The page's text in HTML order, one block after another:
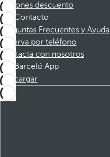
Cupones descuento
Contacto
Preguntas Frecuentes y Ayuda
Reserva por teléfono
Contacta con nosotros
Barceló App
Descargar